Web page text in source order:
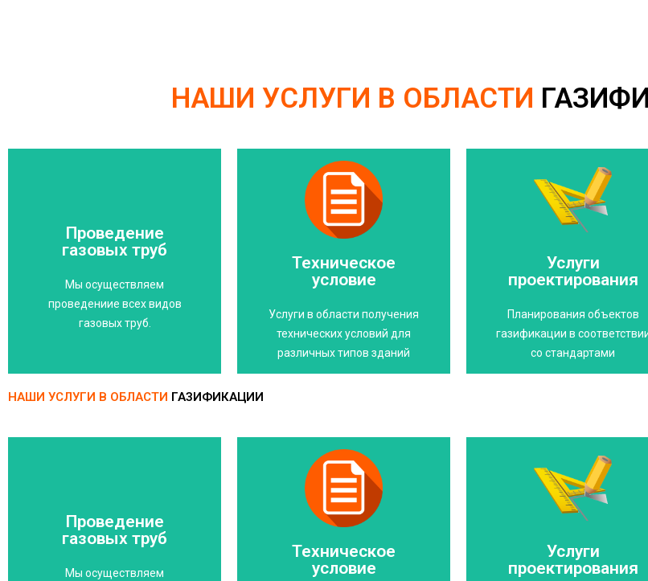
НАШИ УСЛУГИ В ОБЛАСТИ
Проведение
газовых труб
Мы осуществляем
проведениие всех видов
газовых труб.
Защитите себя от
опасности!
Прокладывание газовых
труб доверьте
профессионалам
Техническое
условие
Услуги в области получения
технических условий для
различных типов зданий
Экономьте свое
время!
Доверьтесь нам, получение
Свяжитесь с нами
Услуги
проектирования
Планирования объектов
газификации в
со стандартами
Экономьте своем
бюджете!
Правильно составленный
проект, сэкономит ваш
Свяжитесь с нами
НАШИ УСЛУГИ В ОБЛАСТИ ГАЗИФИКАЦИИ
Проведение
газовых труб
Мы осуществляем
Прокладывание газовых
труб доверьте
профессионалам
Техническое
условие
Доверьтесь нам, получение
Свяжитесь с нами
Услуги
проектирования
Правильно составленный
проект, сэкономит ваш
Свяжитесь с нами